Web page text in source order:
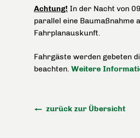
Achtung! In der Nacht von
parallel eine
Fahrplanauskunft.
Fahrgäste werden gebeten
beachten. Weitere
zurück zur Übersicht